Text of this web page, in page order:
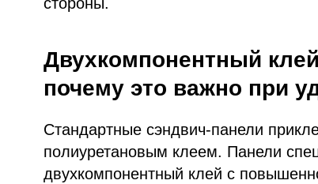
Двухкомпонентный
почему это важно при
Стандартные сэндвич-панели
полиуретановым клеем. Панели
двухкомпонентный клей с